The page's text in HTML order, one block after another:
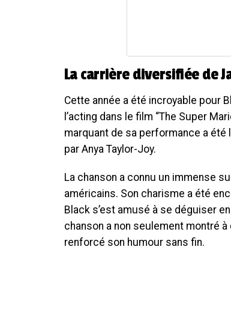
La carrière diversifiée de
Cette année a été incroyable pour
l’acting dans le film “The Super
marquant de sa performance a été
par Anya Taylor-Joy.
La chanson a connu un immense
américains. Son charisme a été
Black s’est amusé à se déguiser
chanson a non seulement montré
renforcé son humour sans fin.